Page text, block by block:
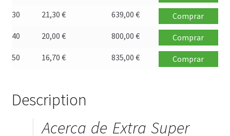
30
21,30 € 639,00 €
Comprar
40
20,00 € 800,00 €
Comprar
50
16,70 € 835,00 € Comprar
Description
Acerca de Extra Super